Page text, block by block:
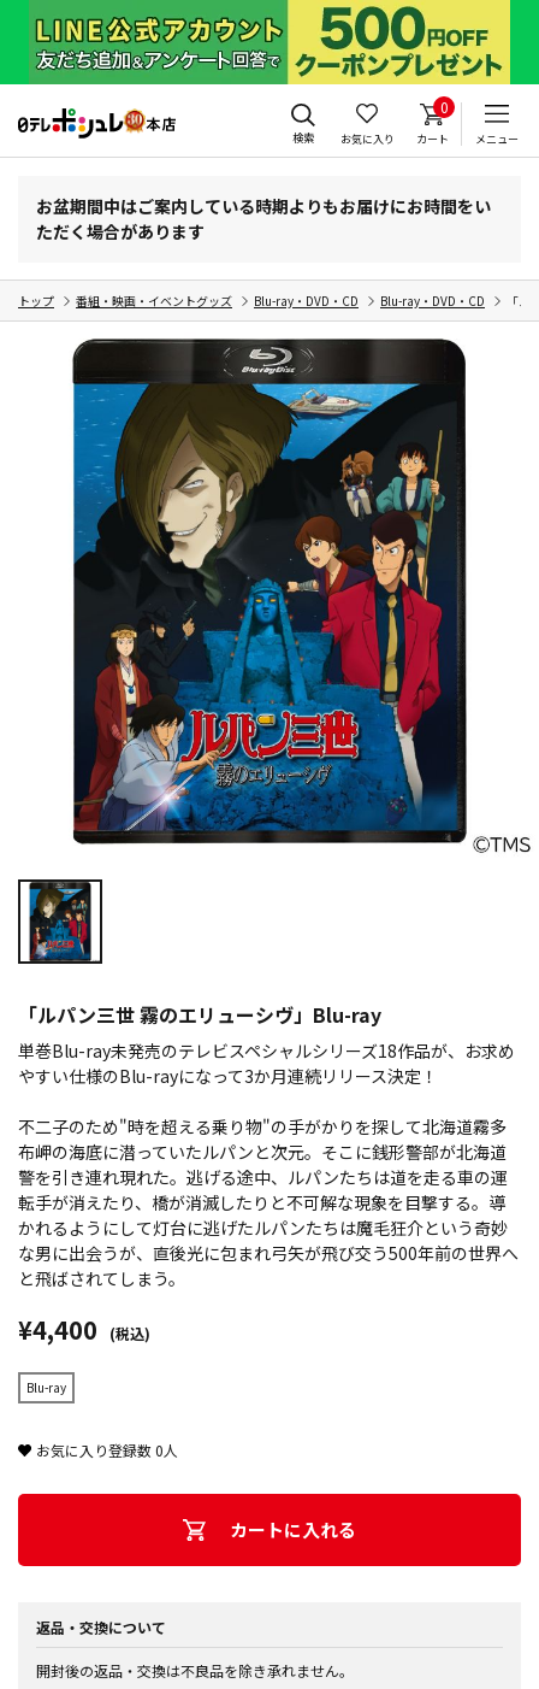
検索 お気に入り
0
カート メニュー
お盆期間中はご案内している時期よりもお届けにお時間をい
ただく場合があります
トップ 番組・映画・イベントグッズ Blu-ray・DVD・CD Blu-ray・DVD・CD 「
「ルパン三世 霧のエリューシヴ」Blu-ray
単巻Blu-ray未発売のテレビスペシャルシリーズ18作品が、お求め
やすい仕様のBlu-rayになって3か月連続リリース決定！
不二子のため"時を超える乗り物"の手がかりを探して北海道霧多
布岬の海底に潜っていたルパンと次元。そこに銭形警部が北海道
警を引き連れ現れた。逃げる途中、ルパンたちは道を走る車の運
転手が消えたり、橋が消滅したりと不可解な現象を目撃する。導
かれるようにして灯台に逃げたルパンたちは魔毛狂介という奇妙
な男に出会うが、直後光に包まれ弓矢が飛び交う500年前の世界へ
と飛ばされてしまう。
¥4,400 (税込)
Blu-ray
お気に入り登録数0人
カートに入れる
返品・交換について
開封後の返品・交換は不良品を除き承れません。